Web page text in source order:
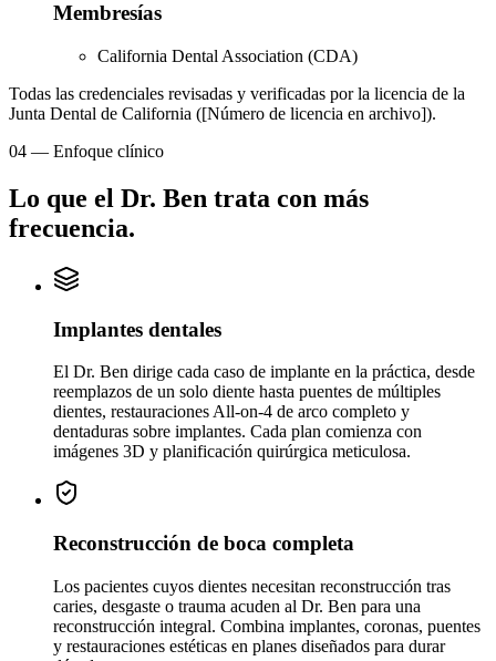
Membresías
California Dental Association (CDA)
Todas las credenciales revisadas y verificadas por la licencia de la
Junta Dental de California ([Número de licencia en archivo]).
04 — Enfoque clínico
Lo que el Dr. Ben trata con más
frecuencia.
Implantes dentales
El Dr. Ben dirige cada caso de implante en la práctica, desde
reemplazos de un solo diente hasta puentes de múltiples
dientes, restauraciones All-on-4 de arco completo y
dentaduras sobre implantes. Cada plan comienza con
imágenes 3D y planificación quirúrgica meticulosa.
Reconstrucción de boca completa
Los pacientes cuyos dientes necesitan reconstrucción tras
caries, desgaste o trauma acuden al Dr. Ben para una
reconstrucción integral. Combina implantes, coronas, puentes
y restauraciones estéticas en planes diseñados para durar